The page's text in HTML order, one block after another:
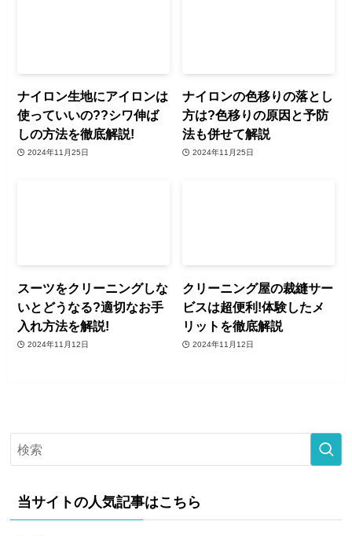
ナイロン生地にアイロンは
使っていいの??シワ伸ば
しの方法を徹底解説!
2024年11月25日
ナイロンの色移りの落とし
方は?色移りの原因と予防
法も併せて解説
2024年11月25日
スーツをクリーニングしな
いとどうなる?適切なお手
入れ方法を解説!
2024年11月12日
クリーニング屋の裁縫サー
ビスは超便利!体験したメ
リットを徹底解説
2024年11月12日
当サイトの人気記事はこちら